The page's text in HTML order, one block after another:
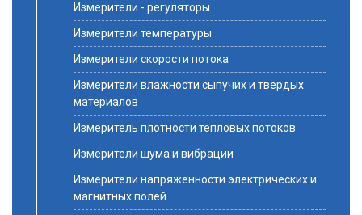
Измерители - регуляторы
Измерители температуры
Измерители скорости потока
Измерители влажности сыпучих и твердых
материалов
Измеритель плотности тепловых потоков
Измерители шума и вибрации
Измерители напряженности электрических и
магнитных полей